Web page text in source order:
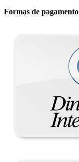
Formas de pagamento